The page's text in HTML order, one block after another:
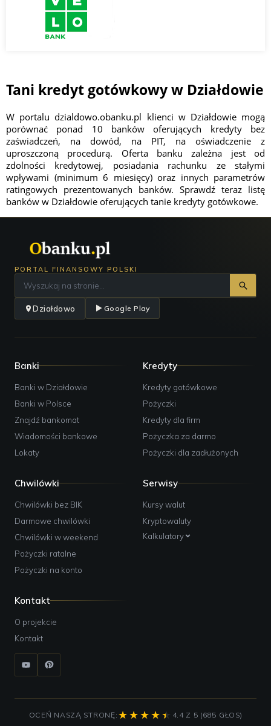
Tani kredyt gotówkowy w Działdowie
W portalu dzialdowo.obanku.pl klienci w Działdowie mogą
porównać ponad 10 banków oferujących kredyty bez
zaświadczeń, na dowód, na PIT, na oświadczenie z
uproszczoną procedurą. Oferta banku zależna jest od
zdolności kredytowej, posiadania rachunku ze stałymi
wpływami (minimum 6 miesięcy) oraz innych parametrów
ratingowych prezentowanych banków. Sprawdź teraz listę
banków w Działdowie oferujących tanie kredyty gotówkowe.
PORTAL FINANSOWY POLSKI
Działdowo Google Play
Banki
Banki w Działdowie
Banki w Polsce
Znajdź bankomat
Wiadomości bankowe
Lokaty
Kredyty
Kredyty gotówkowe
Pożyczki
Kredyty dla firm
Pożyczka za darmo
Pożyczki dla zadłużonych
Chwilówki
Chwilówki bez BIK
Darmowe chwilówki
Chwilówki w weekend
Pożyczki ratalne
Pożyczki na konto
Serwisy
Kursy walut
Kryptowaluty
Kalkulatory
Kontakt
O projekcie
Kontakt
OCEŃ NASZĄ STRONĘ: 4.4 Z 5 (685 GŁOS)